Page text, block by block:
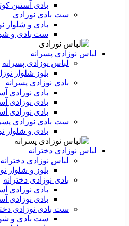
بادی آستین
ست بادی نوزادی
بادی و شلوار
ست بادی و
لباس نوزادی پسرانه
لباس نوزادی پسرانه
بلوز شلوار
بادی نوزادی پسرانه
بادی نوزادی
بادی نوزادی
بادی نوزادی
ست بادی نوزادی
بادی و شلوار
لباس نوزادی دخترانه
لباس نوزادی دخترانه
بلوز و شلوار
بادی نوزادی دخترانه
بادی نوزادی
بادی نوزادی
ست بادی نوزادی
ست بادی و